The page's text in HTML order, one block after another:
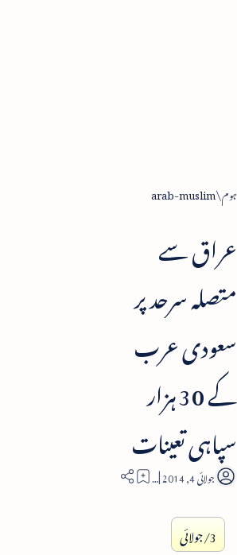
ہوم arab-muslim
عراق سے
متصلہ سرحد پر
سعودی عرب
کے 30 ہزار
سپاہی تعینات
4
3/جولائی